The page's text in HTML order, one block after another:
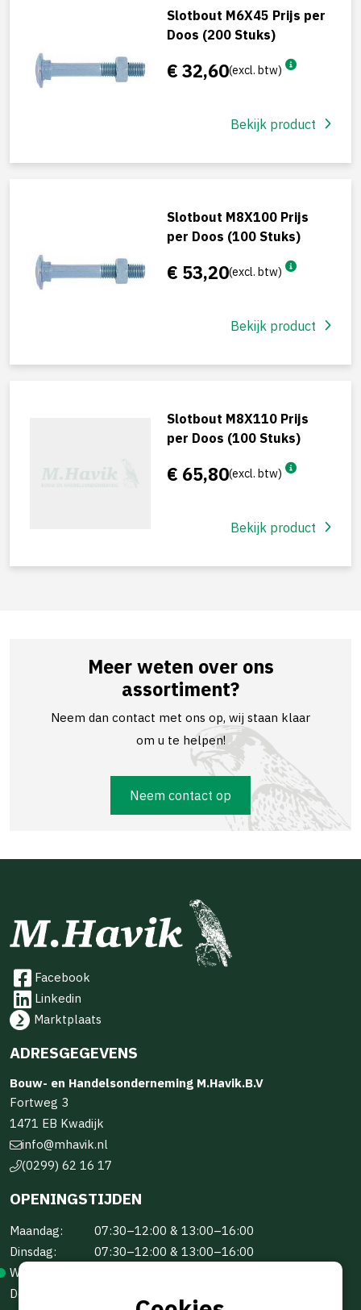
Slotbout M6X45 Prijs per
Doos (200 Stuks)
€ 32,60(excl. btw)
Bekijk product
Slotbout M8X100 Prijs
per Doos (100 Stuks)
€ 53,20(excl. btw)
Bekijk product
Slotbout M8X110 Prijs
per Doos (100 Stuks)
€ 65,80(excl. btw)
Bekijk product
Meer weten over ons
assortiment?
Neem dan contact met ons op, wij staan klaar
om u te helpen!
Neem contact op
Facebook
Linkedin
Marktplaats
ADRESGEGEVENS
Bouw- en Handelsonderneming M.Havik.B.V
Fortweg 3
1471 EB Kwadijk
info@mhavik.nl
(0299) 62 16 17
OPENINGSTIJDEN
Maandag:
07:30–12:00 & 13:00–16:00
Dinsdag:
07:30–12:00 & 13:00–16:00
Woensdag:
Donderdag: